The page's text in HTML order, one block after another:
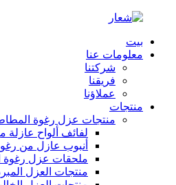
بيت
معلومات عنا
شركتنا
فريقنا
عملاؤنا
منتجات
منتجات عزل رغوة
لفائف ألواح
أنبوب عازل من
ملحقات عزل رغوة
منتجات العزل